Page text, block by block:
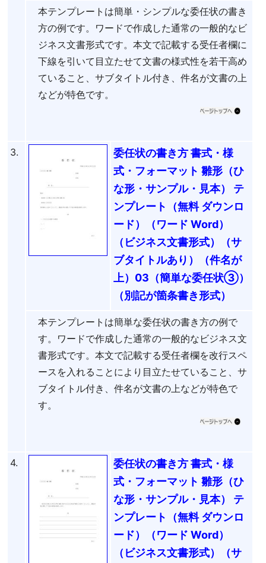
本テンプレートは簡単・シンプルな委任状の書き
方の例です。ワードで作成した通常の一般的なビ
ジネス文書形式です。本文で記載する受任者欄に
下線を引いて目立たせて文書の様式性を若干高め
ていること、サブタイトル付き、件名が文書の上
などが特色です。
3.
委任状の書き方 書式・様
式・フォーマット 雛形（ひ
な形・サンプル・見本） テ
ンプレート（無料 ダウンロ
ード）（ワード Word）
（ビジネス文書形式）（サ
ブタイトルあり）（件名が
上）03（簡単な委任状③）
（別記が箇条書き形式）
本テンプレートは簡単な委任状の書き方の例で
す。ワードで作成した通常の一般的なビジネス文
書形式です。本文で記載する受任者欄を改行スペ
ースを入れることにより目立たせていること、サ
ブタイトル付き、件名が文書の上などが特色で
す。
4.
委任状の書き方 書式・様
式・フォーマット 雛形（ひ
な形・サンプル・見本） テ
ンプレート（無料 ダウンロ
ード）（ワード Word）
（ビジネス文書形式）（サ